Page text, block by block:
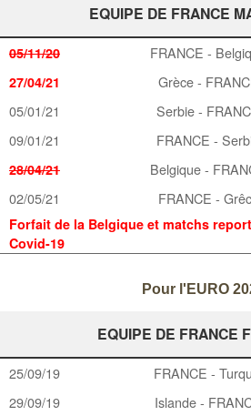
EQUIPE DE FRANCE
05/11/20 FRANCE -
27/04/21 Grèce -
05/01/21 Serbie -
09/01/21 FRANCE -
28/04/21
Belgique -
02/05/21
FRANCE -
Forfait de la Belgique et matchs
Covid-19
Pour l'EURO
EQUIPE DE FRANCE
25/09/19 FRANCE -
29/09/19
Islande -